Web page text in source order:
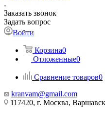
Заказать звонок
Задать вопрос
Войти
Корзина0
Отложенные0
Сравнение товаров0
kranvam@gmail.com
117420, г. Москва,